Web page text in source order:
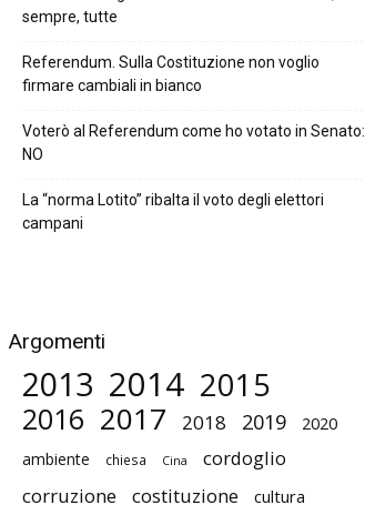
sempre, tutte
Referendum. Sulla Costituzione non voglio
firmare cambiali in bianco
Voterò al Referendum come ho votato in Senato:
NO
La “norma Lotito” ribalta il voto degli elettori
campani
Argomenti
2013 2014 2015
2016 2017 2018 2019 2020
ambiente chiesa Cina
cordoglio
corruzione
costituzione cultura